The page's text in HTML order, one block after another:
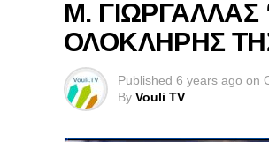
Μ. ΓΙΩΡΓΑΛΛΑΣ
ΟΛΟΚΛΗΡΗΣ
Published 6 years ago on
By Vouli TV